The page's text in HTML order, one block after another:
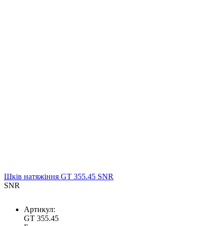
Шків натяжіння GT 355.45 SNR
SNR
Артикул:
GT 355.45